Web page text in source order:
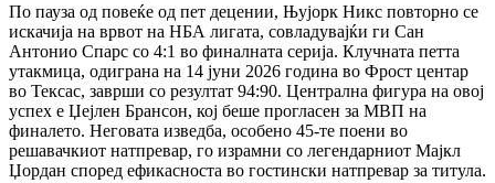
По пауза од повеќе од пет децении, Њујорк Никс повторно се
искачија на врвот на НБА лигата, совладувајќи ги Сан
Антонио Спарс со 4:1 во финалната серија. Клучната петта
утакмица, одиграна на 14 јуни 2026 година во Фрост центар
во Тексас, заврши со резултат 94:90. Централна фигура на овој
успех е Џејлен Брансон, кој беше прогласен за МВП на
финалето. Неговата изведба, особено 45-те поени во
решавачкиот натпревар, го израмни со легендарниот Мајкл
Џордан според ефикасноста во гостински натпревар за титула.